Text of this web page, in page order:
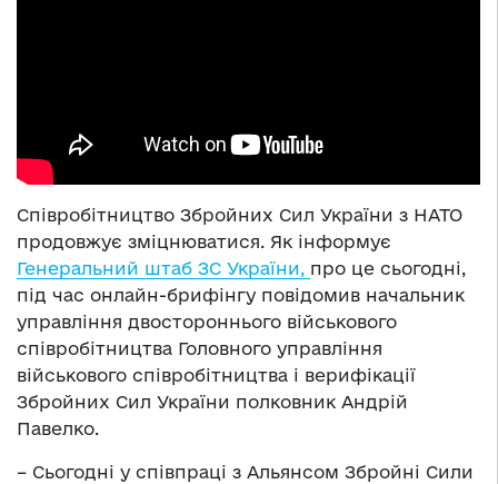
Співробітництво Збройних Сил України з НАТО
продовжує зміцнюватися. Як інформує
Генеральний штаб ЗС України, про це сьогодні,
під час онлайн-брифінгу повідомив начальник
управління двостороннього військового
співробітництва Головного управління
військового співробітництва і верифікації
Збройних Сил України полковник Андрій
Павелко.
– Сьогодні у співпраці з Альянсом Збройні Сили